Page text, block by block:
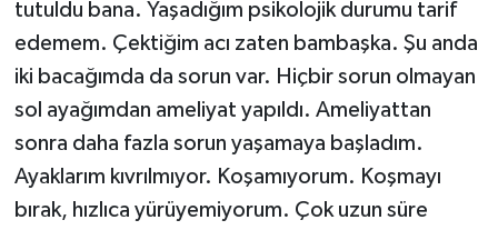
tutuldu bana. Yaşadığım psikolojik durumu tarif
edemem. Çektiğim acı zaten bambaşka. Şu anda
iki bacağımda da sorun var. Hiçbir sorun olmayan
sol ayağımdan ameliyat yapıldı. Ameliyattan
sonra daha fazla sorun yaşamaya başladım.
Ayaklarım kıvrılmıyor. Koşamıyorum. Koşmayı
bırak, hızlıca yürüyemiyorum. Çok uzun süre